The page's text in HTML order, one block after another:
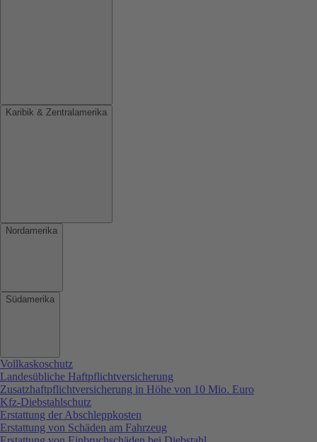
Karibik & Zentralamerika
Nordamerika
Südamerika
Vollkaskoschutz
Landesübliche Haftpflichtversicherung
Zusatzhaftpflichtversicherung in Höhe von 10 Mio. Euro
Kfz-Diebstahlschutz
Erstattung der Abschleppkosten
Erstattung von Schäden am Fahrzeug